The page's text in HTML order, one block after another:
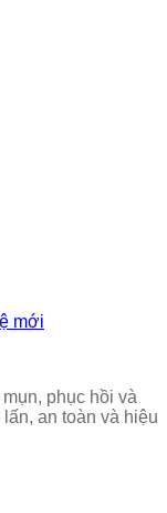
mới
phục hồi và
an toàn và hiệu